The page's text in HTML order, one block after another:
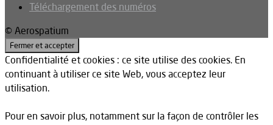
Téléchargement des numéros
© Aerospatium
Confidentialité et cookies : ce site utilise des cookies. En
continuant à utiliser ce site Web, vous acceptez leur
utilisation.
Pour en savoir plus, notamment sur la façon de contrôler les